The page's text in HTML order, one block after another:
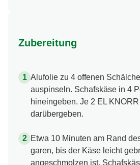
Zubereitung
Alufolie zu 4 offenen
auspinseln. Schafskäse in 4
hineingeben. Je 2 EL
darübergeben.
Etwa 10 Minuten am Rand
garen, bis der Käse leicht
angeschmolzen ist.